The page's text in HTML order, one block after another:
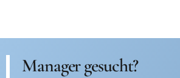
Manager gesucht?